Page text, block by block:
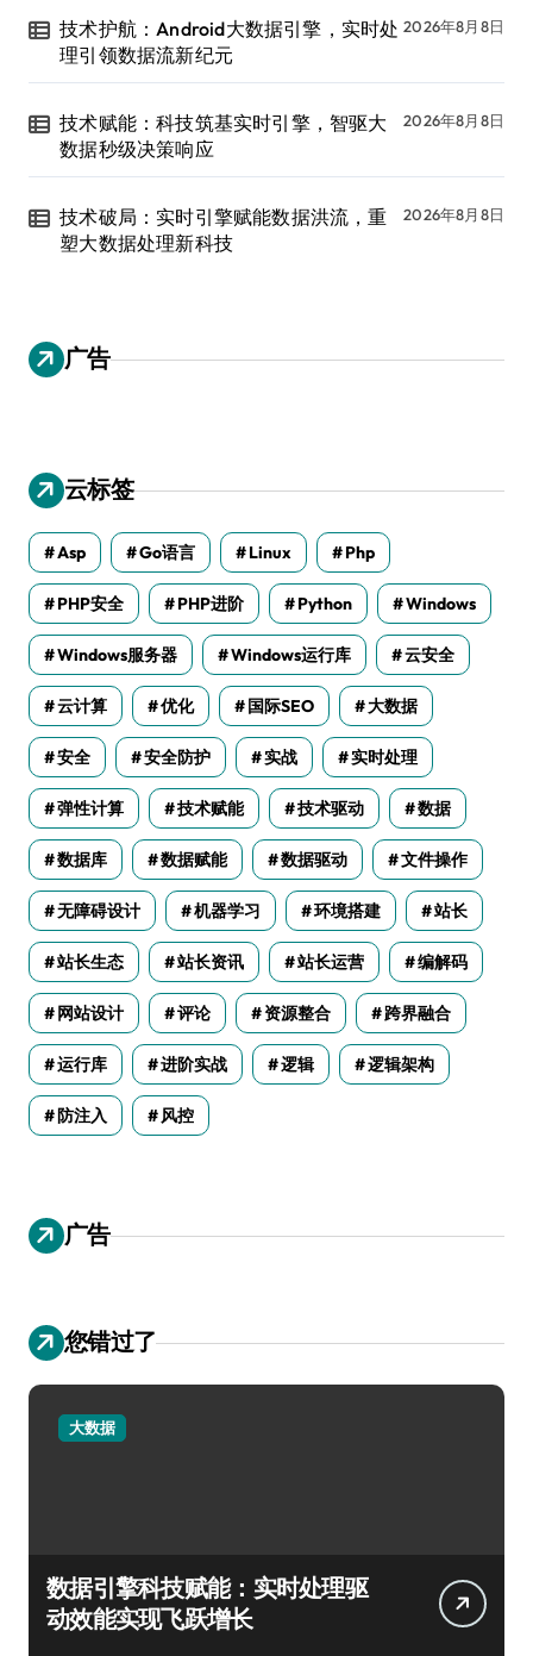
技术护航：Android大数据引擎，实时处
理引领数据流新纪元
2026年8月8日
技术赋能：科技筑基实时引擎，智驱大
数据秒级决策响应
2026年8月8日
技术破局：实时引擎赋能数据洪流，重
塑大数据处理新科技
2026年8月8日
广告
云标签
Asp Go语言 Linux Php
PHP安全 PHP进阶 Python Windows
Windows服务器 Windows运行库 云安全
云计算 优化 国际SEO 大数据
安全 安全防护 实战 实时处理
弹性计算 技术赋能 技术驱动 数据
数据库 数据赋能 数据驱动 文件操作
无障碍设计 机器学习 环境搭建 站长
站长生态 站长资讯 站长运营 编解码
网站设计 评论 资源整合 跨界融合
运行库 进阶实战 逻辑 逻辑架构
防注入 风控
广告
您错过了
大数据
数据引擎科技赋能：实时处理驱
动效能实现飞跃增长